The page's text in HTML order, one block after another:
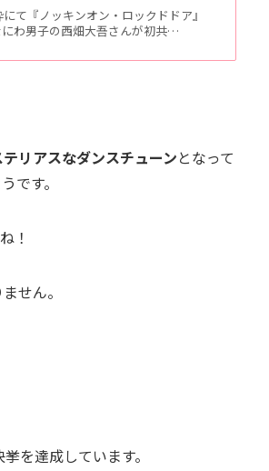
て『ノッキンオン・ロックドドア』
にわ男子の西畑大吾さんが初共…
リアスなダンスチューンとなって
です。
！
せん。
を達成しています。